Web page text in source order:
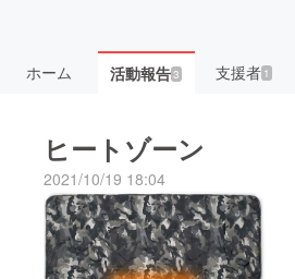
ホーム 活動報告3 支援者 1
ヒートゾーン
2021/10/19 18:04